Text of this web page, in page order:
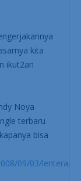
kita
ikut2an
Noya
terbaru
bisa
09/03/lentera-